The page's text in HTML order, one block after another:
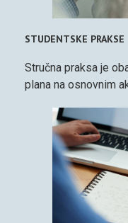
STUDENTSKE PRAKSE
Stručna praksa je
plana na osnovnim